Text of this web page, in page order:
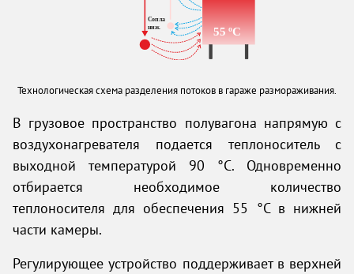
Технологическая схема разделения потоков в гараже размораживания.
В грузовое пространство полувагона напрямую с
воздухонагревателя подается теплоноситель с
выходной температурой 90 °C. Одновременно
отбирается необходимое количество
теплоносителя для обеспечения 55 °C в нижней
части камеры.
Регулирующее устройство поддерживает в верхней